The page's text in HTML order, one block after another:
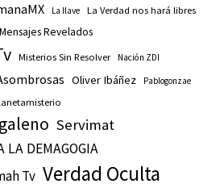
La llave La Verdad nos hará libres
Mensajes Revelados
Misterios Sin Resolver Nación ZDI
Oliver Ibáñez Pablogonzae
Servimat
LA DEMAGOGIA
Tv Verdad Oculta